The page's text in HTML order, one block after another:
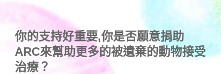
你的支持好重要,你是否願意捐助
ARC來幫助更多的被遺棄的動物接受
治療？